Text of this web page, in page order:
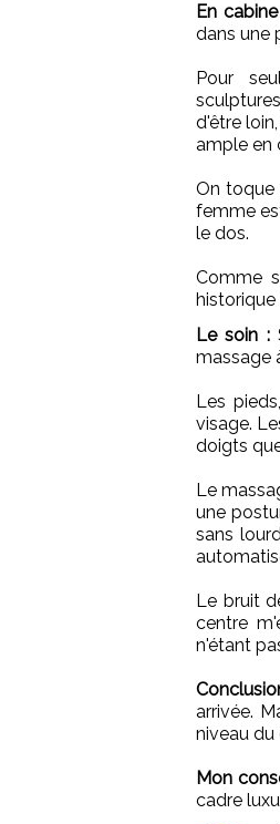
En
dans une
Pour
d'être
ample en
On toque
femme
le dos.
Comme
Le soin :
massage
Les
visage.
doigts
Le
une
sans
Le bruit
centre
n'étant
arrivée.
niveau du
Mon
cadre